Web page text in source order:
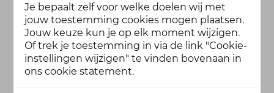
Je bepaalt zelf voor welke doelen wij met
jouw toestemming cookies mogen plaatsen.
Jouw keuze kun je op elk moment wijzigen.
Of trek je toestemming in via de link "Cookie-
instellingen wijzigen" te vinden bovenaan in
ons cookie statement.